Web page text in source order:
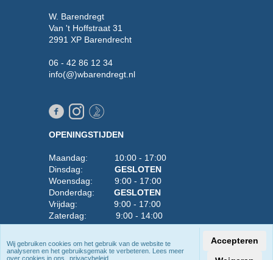
W. Barendregt
Van 't Hoffstraat 31
2991 XP Barendrecht
06 - 42 86 12 34
info(@)wbarendregt.nl
OPENINGSTIJDEN
Maandag: 10:00 - 17:00
Dinsdag: GESLOTEN
Woensdag: 9:00 - 17:00
Donderdag: GESLOTEN
Vrijdag: 9:00 - 17:00
Zaterdag: 9:00 - 14:00
Zondag:GESLOTEN
Wilt u er zeker van zijn dat iets op voorraad is,
Wij gebruiken cookies om het gebruik van de website te
analyseren en het gebruiksgemak te verbeteren. Lees meer
over cookies in ons
privacybeleid
Accepteren